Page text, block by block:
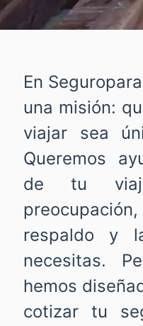
En
una misión:
viajar sea
Queremos
de tu
respaldo y
necesitas.
hemos
cotizar tu